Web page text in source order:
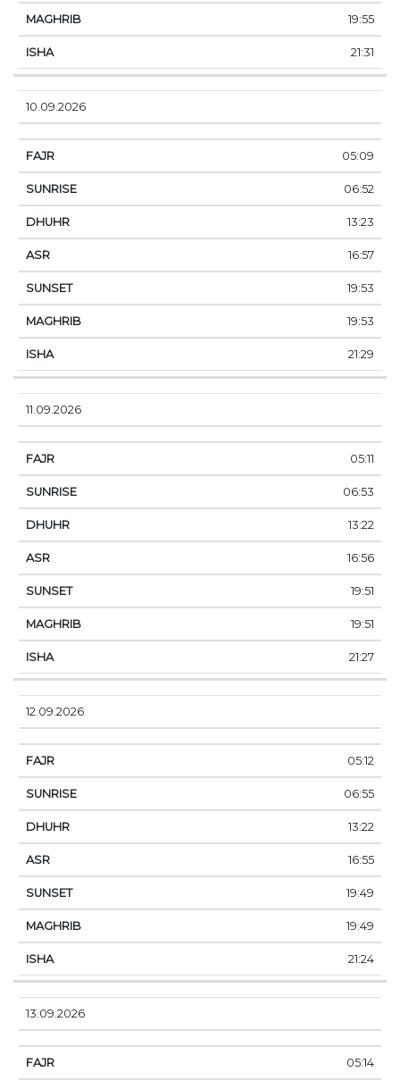
19:55
21:31
10.09.2026
05:09
06:52
13:23
16:57
19:53
19:53
21:29
11.09.2026
05:11
06:53
13:22
16:56
19:51
19:51
21:27
12.09.2026
05:12
06:55
13:22
16:55
19:49
19:49
21:24
13.09.2026
05:14